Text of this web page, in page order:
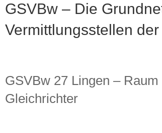
GSVBw – Die
Vermittlungsstellen
GSVBw 27 Lingen –
Gleichrichter